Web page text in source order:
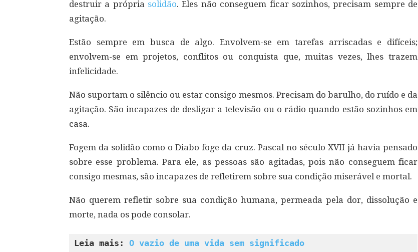
destruir a própria solidão. Eles não conseguem ficar sozinhos, precisam sempre de
agitação.
Estão sempre em busca de algo. Envolvem-se em tarefas arriscadas e difíceis;
envolvem-se em projetos, conflitos ou conquista que, muitas vezes, lhes trazem
infelicidade.
Não suportam o silêncio ou estar consigo mesmos. Precisam do barulho, do ruído e da
agitação. São incapazes de desligar a televisão ou o rádio quando estão sozinhos em
casa.
Fogem da solidão como o Diabo foge da cruz. Pascal no século XVII já havia pensado
sobre esse problema. Para ele, as pessoas são agitadas, pois não conseguem ficar
consigo mesmas, são incapazes de refletirem sobre sua condição miserável e mortal.
Não querem refletir sobre sua condição humana, permeada pela dor, dissolução e
morte, nada os pode consolar.
Leia mais: O vazio de uma vida sem significado